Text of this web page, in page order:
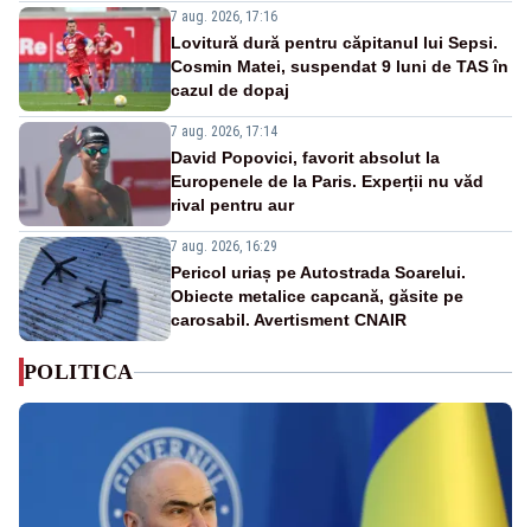
7 aug. 2026, 17:16
Lovitură dură pentru căpitanul lui Sepsi.
Cosmin Matei, suspendat 9 luni de TAS în
cazul de dopaj
7 aug. 2026, 17:14
David Popovici, favorit absolut la
Europenele de la Paris. Experții nu văd
rival pentru aur
7 aug. 2026, 16:29
Pericol uriaș pe Autostrada Soarelui.
Obiecte metalice capcană, găsite pe
carosabil. Avertisment CNAIR
POLITICA